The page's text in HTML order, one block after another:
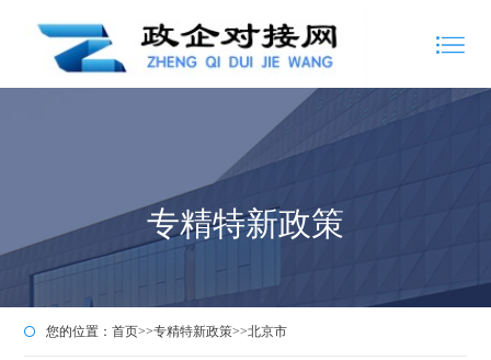
专精特新政策
您的位置：首页>>专精特新政策>>北京市